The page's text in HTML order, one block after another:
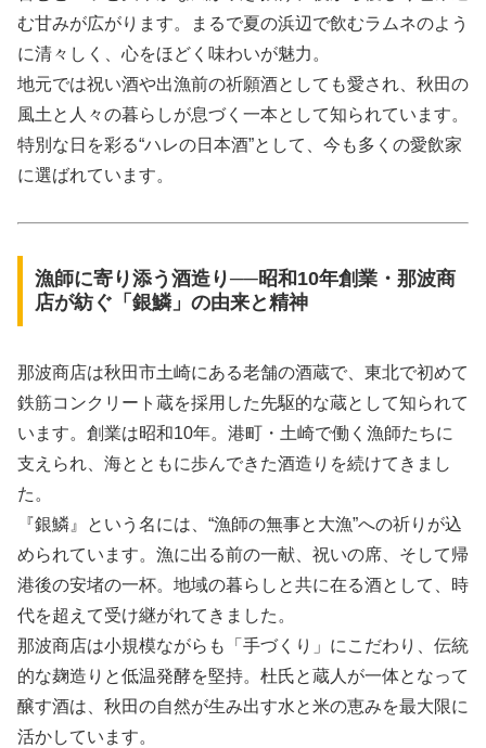
む甘みが広がります。まるで夏の浜辺で飲むラムネのよう
に清々しく、心をほどく味わいが魅力。
地元では祝い酒や出漁前の祈願酒としても愛され、秋田の
風土と人々の暮らしが息づく一本として知られています。
特別な日を彩る“ハレの日本酒”として、今も多くの愛飲家
に選ばれています。
漁師に寄り添う酒造り──昭和10年創業・那波商
店が紡ぐ「銀鱗」の由来と精神
那波商店は秋田市土崎にある老舗の酒蔵で、東北で初めて
鉄筋コンクリート蔵を採用した先駆的な蔵として知られて
います。創業は昭和10年。港町・土崎で働く漁師たちに
支えられ、海とともに歩んできた酒造りを続けてきまし
た。
『銀鱗』という名には、“漁師の無事と大漁”への祈りが込
められています。漁に出る前の一献、祝いの席、そして帰
港後の安堵の一杯。地域の暮らしと共に在る酒として、時
代を超えて受け継がれてきました。
那波商店は小規模ながらも「手づくり」にこだわり、伝統
的な麹造りと低温発酵を堅持。杜氏と蔵人が一体となって
醸す酒は、秋田の自然が生み出す水と米の恵みを最大限に
活かしています。